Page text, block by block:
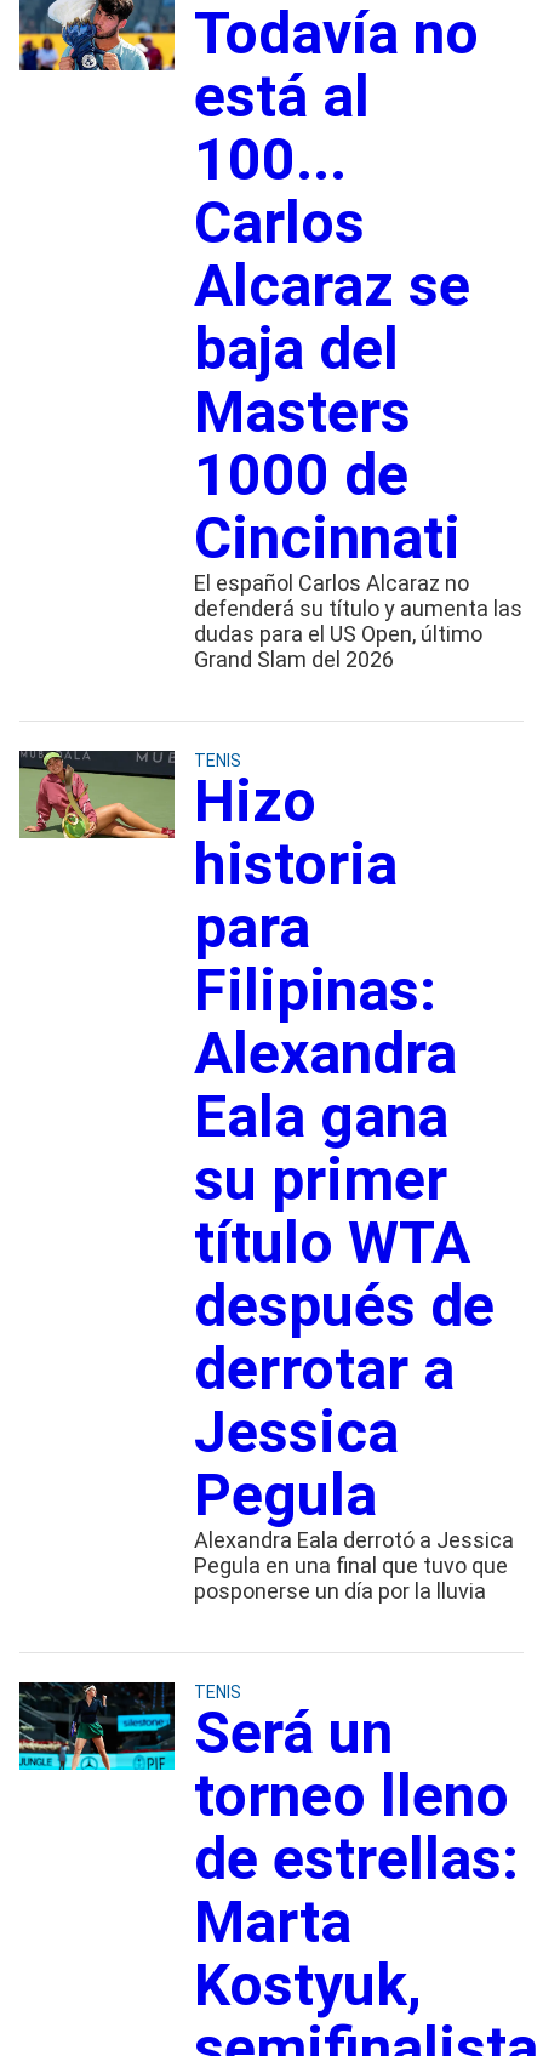
Todavía no
está al
100...
Carlos
Alcaraz se
baja del
Masters
1000 de
Cincinnati
El español Carlos Alcaraz no
defenderá su título y aumenta las
dudas para el US Open, último
Grand Slam del 2026
TENIS
Hizo
historia
para
Filipinas:
Alexandra
Eala gana
su primer
título WTA
después de
derrotar a
Jessica
Pegula
Alexandra Eala derrotó a Jessica
Pegula en una final que tuvo que
posponerse un día por la lluvia
TENIS
Será un
torneo lleno
de estrellas:
Marta
Kostyuk,